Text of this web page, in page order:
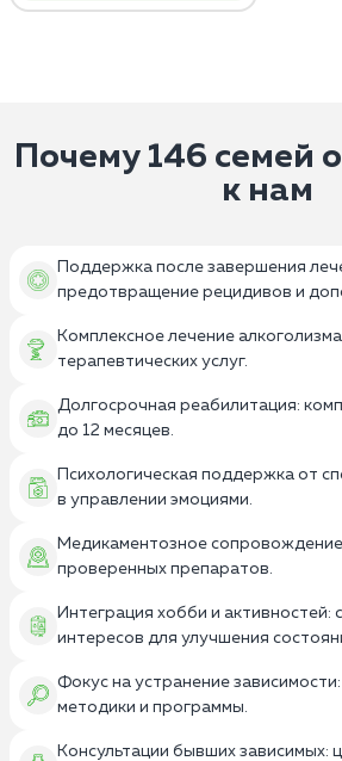
Почему 146 семей
к нам
Поддержка после завершения
предотвращение рецидивов и
Комплексное лечение
терапевтических услуг.
Долгосрочная реабилитация:
до 12 месяцев.
Психологическая поддержка от
в управлении эмоциями.
Медикаментозное
проверенных препаратов.
Интеграция хобби и активностей:
интересов для улучшения
Фокус на устранение
методики и программы.
Консультации бывших зависимых: